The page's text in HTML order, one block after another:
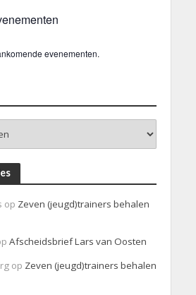
evenementen.
op Zeven (jeugd)trainers behalen
Afscheidsbrief Lars van Oosten
op Zeven (jeugd)trainers behalen